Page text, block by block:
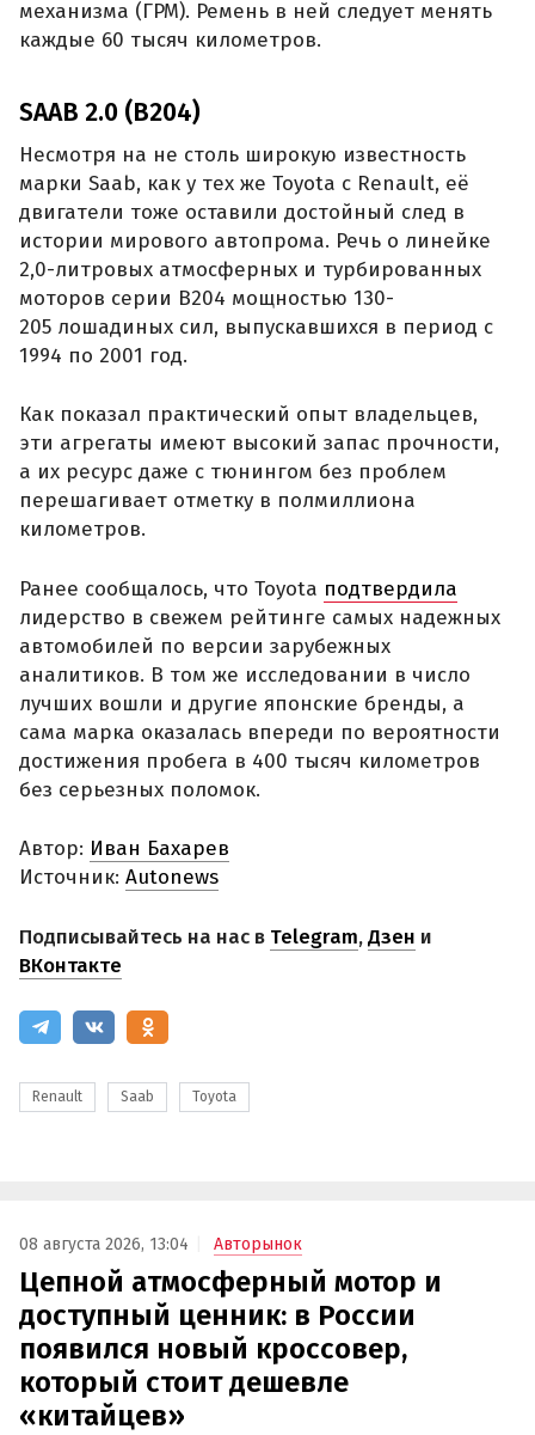
механизма (ГРМ). Ремень в ней следует менять
каждые 60 тысяч километров.
SAAB 2.0 (B204)
Несмотря на не столь широкую известность
марки Saab, как у тех же Toyota с Renault, её
двигатели тоже оставили достойный след в
истории мирового автопрома. Речь о линейке
2,0-литровых атмосферных и турбированных
моторов серии B204 мощностью 130-
205 лошадиных сил, выпускавшихся в период с
1994 по 2001 год.
Как показал практический опыт владельцев,
эти агрегаты имеют высокий запас прочности,
а их ресурс даже с тюнингом без проблем
перешагивает отметку в полмиллиона
километров.
Ранее сообщалось, что Toyota подтвердила
лидерство в свежем рейтинге самых надежных
автомобилей по версии зарубежных
аналитиков. В том же исследовании в число
лучших вошли и другие японские бренды, а
сама марка оказалась впереди по вероятности
достижения пробега в 400 тысяч километров
без серьезных поломок.
Автор: Иван Бахарев
Источник: Autonews
Подписывайтесь на нас в Telegram,Дзен и
ВКонтакте
Renault Saab Toyota
08 августа 2026, 13:04 Авторынок
Цепной атмосферный мотор и
доступный ценник: в России
появился новый кроссовер,
который стоит дешевле
«китайцев»